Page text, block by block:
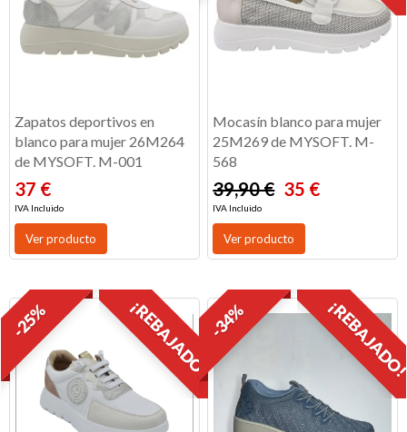
Zapatos deportivos en
blanco para mujer 26M264
de MYSOFT. M-001
37 €
IVA Incluido
Ver producto
Mocasín blanco para mujer
25M269 de MYSOFT. M-
568
39,90 € 35 €
IVA Incluido
Ver producto
¡REBAJADO!
-25% -34%